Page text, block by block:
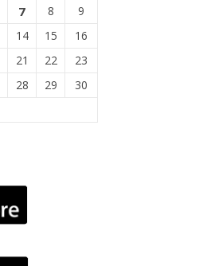
7 8
9
14 15
16
21 22
23
28 29
30